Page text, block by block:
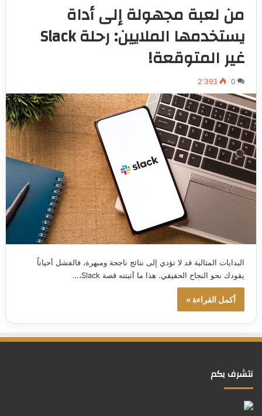
من لعبة مجهولة إلى أداة
يستخدمها الملايين: رحلة Slack
غير المتوقعة!
0 2٬393
البدايات المثالية قد لا تؤدي إلى نتائج ناجحة ومبهرة، فالفشل أحياناً
يقودك نحو النجاح الحقيقي. هذا ما أثبتته قصة Slack،…
أكمل القراءة »
نتشرف بكم